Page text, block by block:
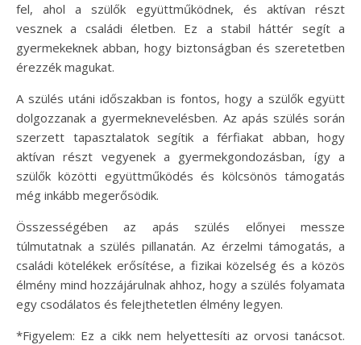
fel, ahol a szülők együttműködnek, és aktívan részt
vesznek a családi életben. Ez a stabil háttér segít a
gyermekeknek abban, hogy biztonságban és szeretetben
érezzék magukat.
A szülés utáni időszakban is fontos, hogy a szülők együtt
dolgozzanak a gyermeknevelésben. Az apás szülés során
szerzett tapasztalatok segítik a férfiakat abban, hogy
aktívan részt vegyenek a gyermekgondozásban, így a
szülők közötti együttműködés és kölcsönös támogatás
még inkább megerősödik.
Összességében az apás szülés előnyei messze
túlmutatnak a szülés pillanatán. Az érzelmi támogatás, a
családi kötelékek erősítése, a fizikai közelség és a közös
élmény mind hozzájárulnak ahhoz, hogy a szülés folyamata
egy csodálatos és felejthetetlen élmény legyen.
*Figyelem: Ez a cikk nem helyettesíti az orvosi tanácsot.